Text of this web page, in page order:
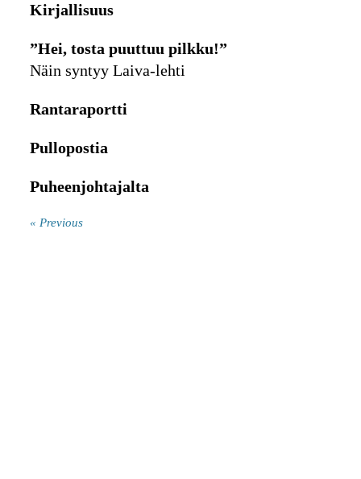
Kirjallisuus
”Hei, tosta puuttuu pilkku!”
Näin syntyy Laiva-lehti
Rantaraportti
Pullopostia
Puheenjohtajalta
« Previous